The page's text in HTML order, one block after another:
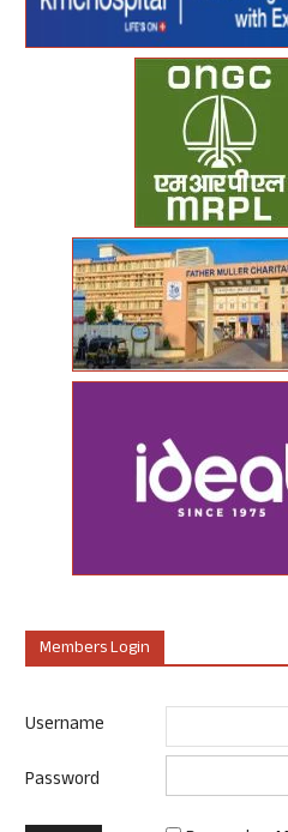
Members Login
Username
Password